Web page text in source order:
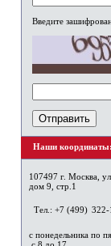
Введите
Наши координаты:
107497 г. Москва,
дом 9, стр.1
Тел.: +7 (499) 322-
с понедельника по